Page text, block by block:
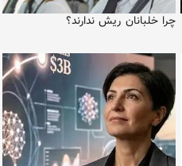
چرا خلبانان ریش ندارند؟